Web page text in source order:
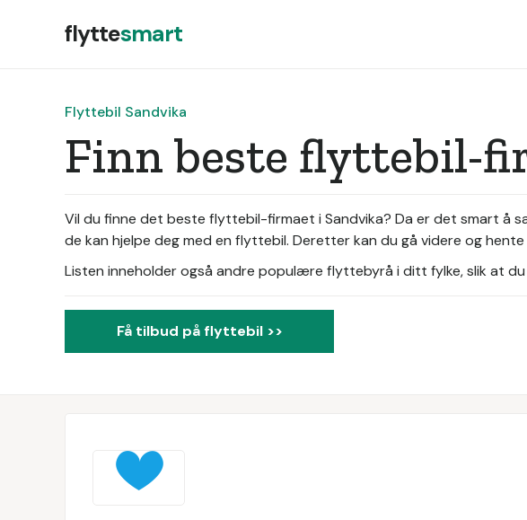
flyttesmart
Flyttebil Sandvika
Finn beste flyttebil-
Vil du finne det beste flyttebil-firmaet i Sandvika? Da er det smart å
de kan hjelpe deg med en flyttebil. Deretter kan du gå videre og
Listen inneholder også andre populære flyttebyrå i ditt fylke, slik at
Få tilbud på flyttebil >>